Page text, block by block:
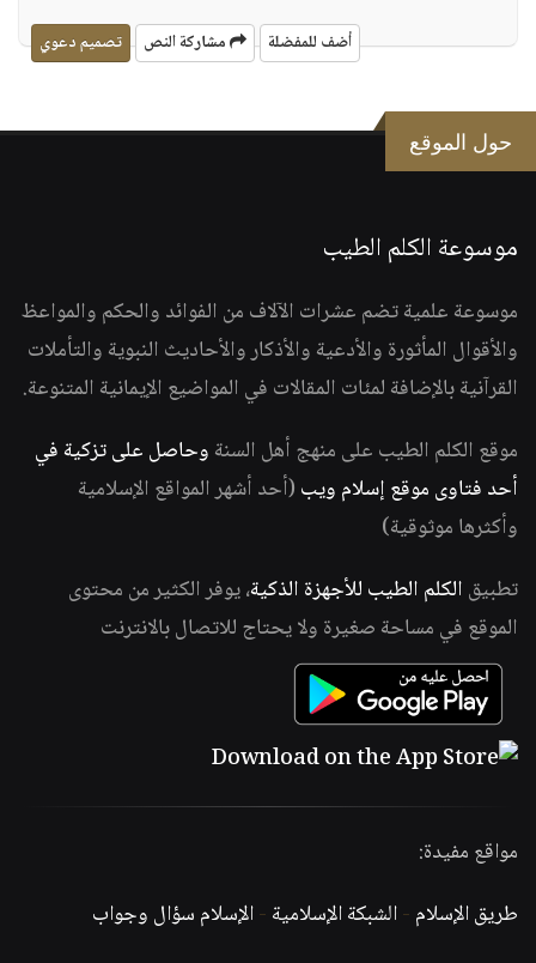
أضف للمفضلة مشاركة النص تصميم دعوي
حول الموقع
موسوعة الكلم الطيب
موسوعة علمية تضم عشرات الآلاف من الفوائد والحكم والمواعظ
والأقوال المأثورة والأدعية والأذكار والأحاديث النبوية والتأملات
القرآنية بالإضافة لمئات المقالات في المواضيع الإيمانية المتنوعة.
موقع الكلم الطيب على منهج أهل السنة وحاصل على تزكية في
أحد فتاوى موقع إسلام ويب (أحد أشهر المواقع الإسلامية
وأكثرها موثوقية)
تطبيق الكلم الطيب للأجهزة الذكية، يوفر الكثير من محتوى
الموقع في مساحة صغيرة ولا يحتاج للاتصال بالانترنت
مواقع مفيدة:
طريق الإسلام -الشبكة الإسلامية -الإسلام سؤال وجواب